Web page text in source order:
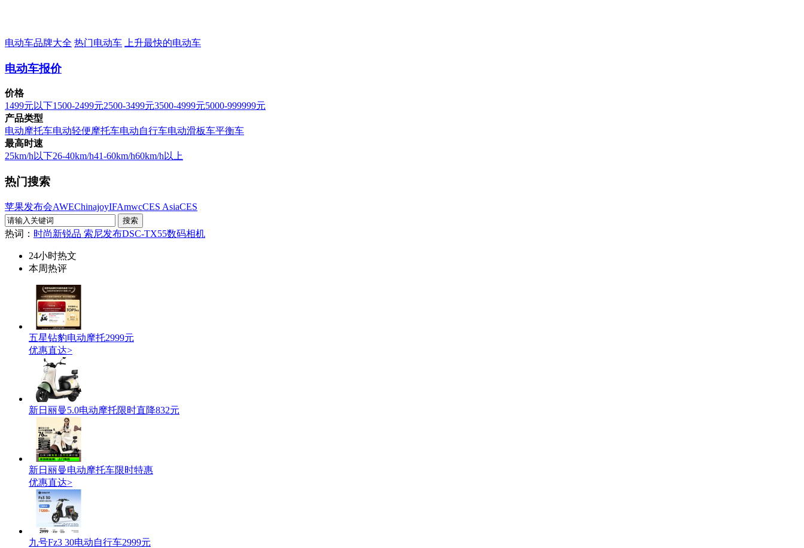
电动车品牌大全 热门电动车 上升最快的电动车
电动车报价
价格
1499元以下1500-2499元2500-3499元3500-4999元5000-999999元
产品类型
电动摩托车电动轻便摩托车电动自行车电动滑板车平衡车
最高时速
25km/h以下26-40km/h41-60km/h60km/h以上
热门搜索
苹果发布会AWEChinajoyIFAmwcCES AsiaCES
热词： 时尚新锐品 索尼发布DSC-TX55数码相机
24小时热文
本周热评
五星钻豹电动摩托2999元
优惠直达>
新日丽曼5.0电动摩托限时直降832元
新日丽曼电动摩托车限时特惠
优惠直达>
九号Fz3 30电动自行车2999元